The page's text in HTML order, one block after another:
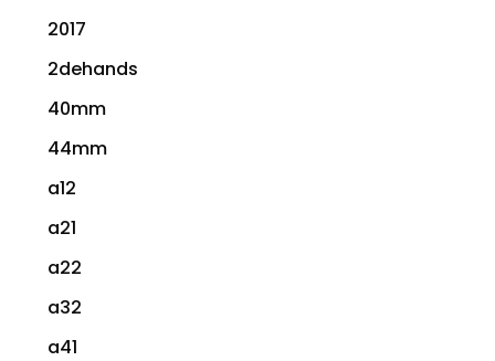
2017
2dehands
40mm
44mm
a12
a21
a22
a32
a41